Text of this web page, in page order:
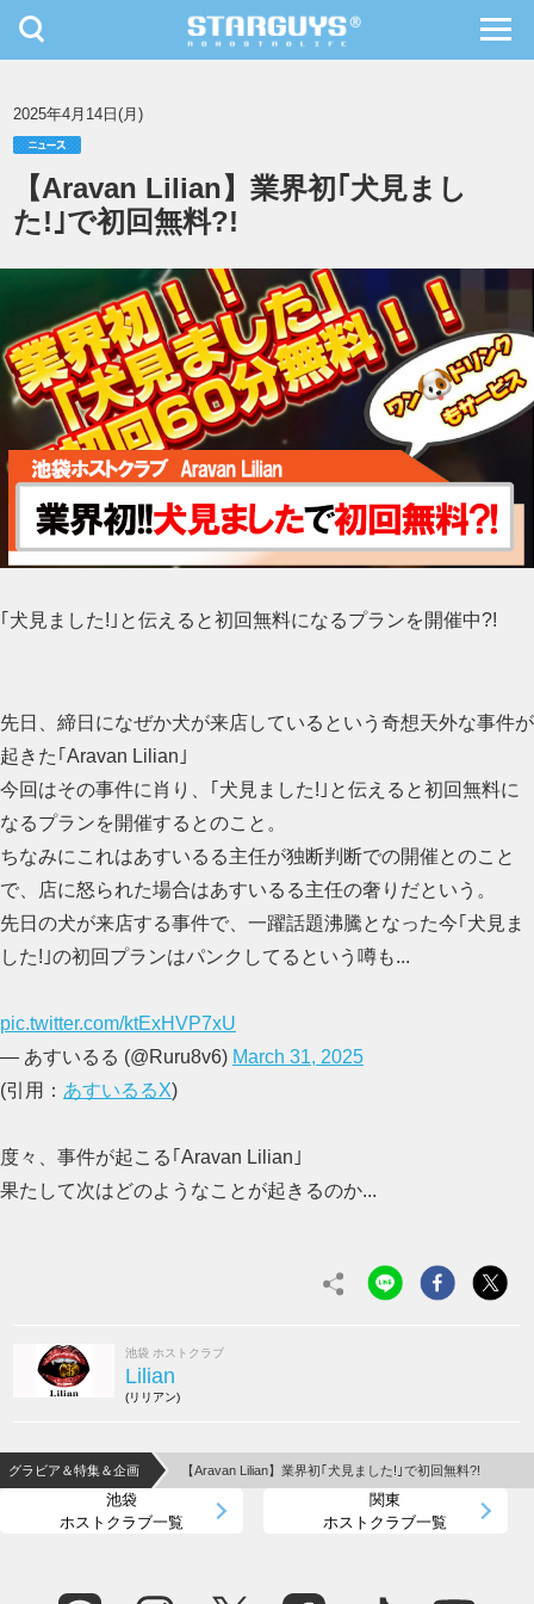
toggle
navigation
2025年4月14日(月)
【Aravan Lilian】業界初｢犬見まし
た!｣で初回無料?!
｢犬見ました!｣と伝えると初回無料になるプランを開催中?!
先日、締日になぜか犬が来店しているという奇想天外な事件が
起きた｢Aravan Lilian｣
今回はその事件に肖り、｢犬見ました!｣と伝えると初回無料に
なるプランを開催するとのこと。
ちなみにこれはあすいるる主任が独断判断での開催とのこと
で、店に怒られた場合はあすいるる主任の奢りだという。
先日の犬が来店する事件で、一躍話題沸騰となった今｢犬見ま
した!｣の初回プランはパンクしてるという噂も...
pic.twitter.com/ktExHVP7xU
— あすいるる (@Ruru8v6) March 31, 2025
(引用： あすいるるX)
度々、事件が起こる｢Aravan Lilian｣
果たして次はどのようなことが起きるのか...
池袋 ホストクラブ
Lilian
(リリアン)
グラビア＆特集＆企画 【Aravan Lilian】業界初｢犬見ました!｣で初回無料?!
池袋
ホストクラブ一覧
関東
ホストクラブ一覧